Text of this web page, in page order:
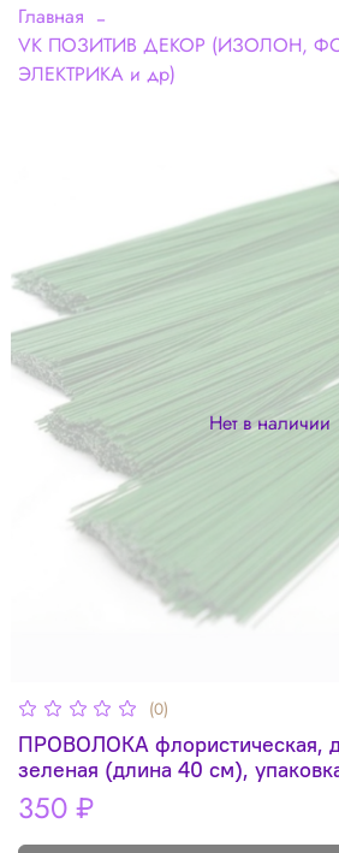
Главная
VK ПОЗИТИВ ДЕКОР (ИЗОЛОН,
ЭЛЕКТРИКА и др)
Нет в наличии
(0)
ПРОВОЛОКА флористическая,
зеленая (длина 40 см),
350 ₽